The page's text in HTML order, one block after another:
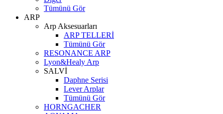
Tümünü Gör
ARP
Arp Aksesuarları
ARP TELLERİ
Tümünü Gör
RESONANCE ARP
Lyon&Healy Arp
SALVİ
Daphne Serisi
Lever Arplar
Tümünü Gör
HORNGACHER